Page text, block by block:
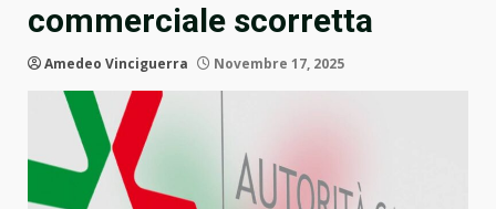
commerciale scorretta
Amedeo Vinciguerra Novembre 17, 2025